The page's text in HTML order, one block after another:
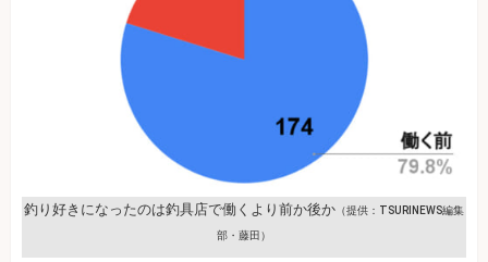
釣り好きになったのは釣具店で働くより前か後か （提供：TSURINEWS編集
部・藤田）